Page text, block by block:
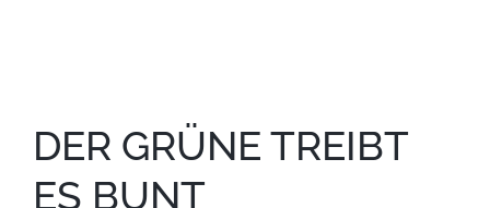
DER GRÜNE TREIBT
ES BUNT